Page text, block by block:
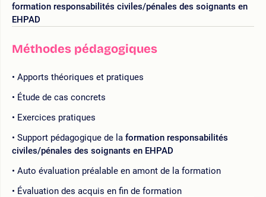
formation responsabilités civiles/pénales des soignants en
EHPAD
Méthodes pédagogiques
Apports théoriques et pratiques
Étude de cas concrets
Exercices pratiques
Support pédagogique de la formation responsabilités
civiles/pénales des soignants en EHPAD
Auto évaluation préalable en amont de la formation
Évaluation des acquis en fin de formation